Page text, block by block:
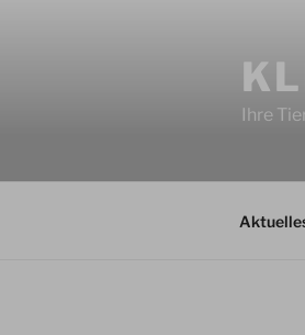
Ihre